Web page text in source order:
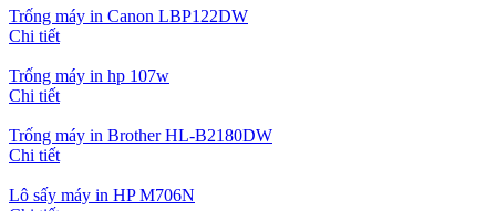
Trống máy in Canon LBP122DW
Chi tiết
Trống máy in hp 107w
Chi tiết
Trống máy in Brother HL-B2180DW
Chi tiết
Lô sấy máy in HP M706N